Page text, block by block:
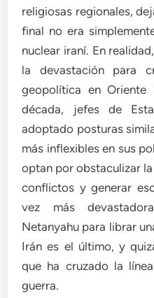
religiosas regionales,
final no era
nuclear iraní. En
la devastación para
geopolítica en Oriente
década, jefes de
adoptado posturas
más inflexibles en sus
optan por obstaculizar
conflictos y generar
vez más
Netanyahu para librar
Irán es el último, y
que ha cruzado la
guerra.